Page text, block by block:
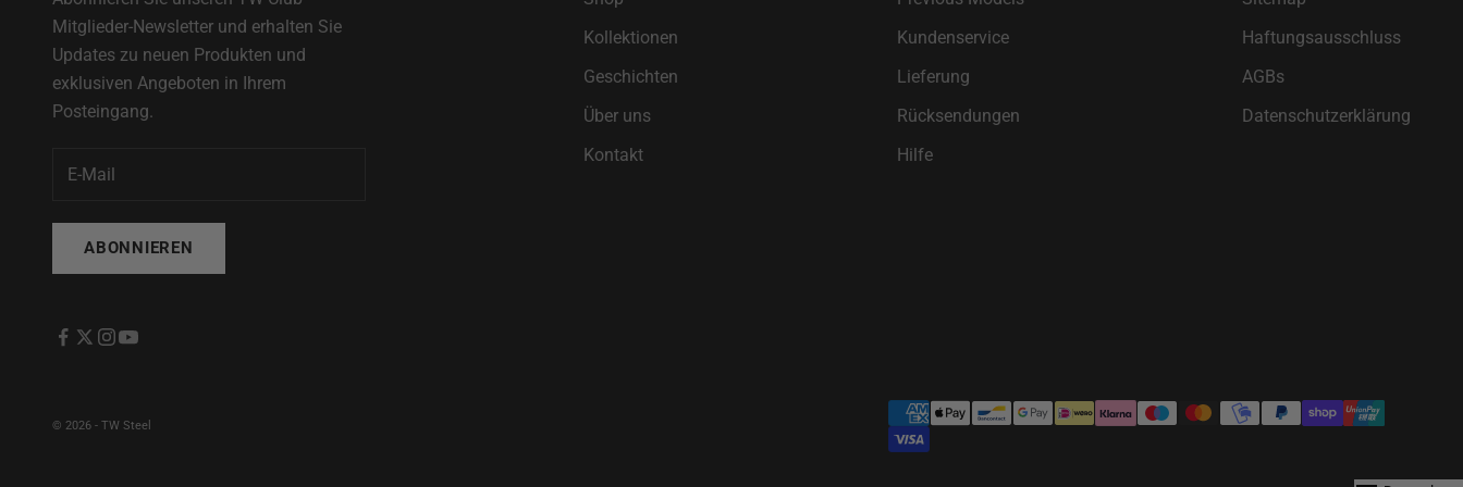
Mitglieder-Newsletter und erhalten Sie
Updates zu neuen Produkten und
exklusiven Angeboten in Ihrem
Posteingang.
ABONNIEREN
Kollektionen
Geschichten
Über uns
Kontakt
Kundenservice
Lieferung
Rücksendungen
Hilfe
Haftungsausschluss
AGBs
Datenschutzerklärung
© 2026 - TW Steel